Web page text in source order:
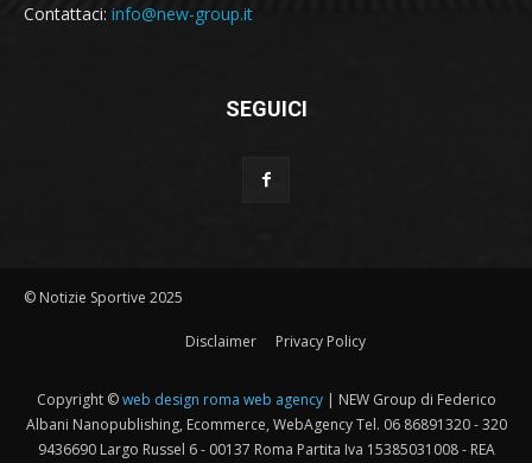
Contattaci: info@new-group.it
SEGUICI
© Notizie Sportive 2025
Disclaimer Privacy Policy
Copyright ©web design roma web agency| NEW Group di Federico
Albani Nanopublishing, Ecommerce, WebAgency Tel. 06 86891320 - 320
9436690 Largo Russel 6 - 00137 Roma Partita Iva 15385031008 - REA